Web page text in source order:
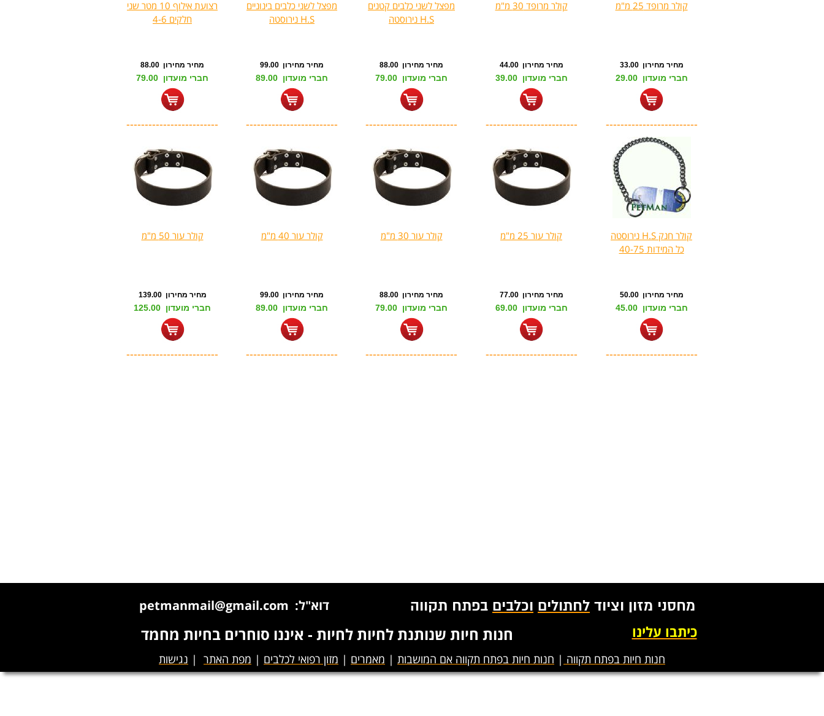
קולר מרופד 25 מ"מ
מחיר מחירון 33.00
חברי מועדון 29.00
-------------------------
קולר מרופד 30 מ"מ
מחיר מחירון 44.00
חברי מועדון 39.00
-------------------------
מפצל לשני כלבים קטנים
H.S נירוסטה
מחיר מחירון 88.00
חברי מועדון 79.00
-------------------------
מפצל לשני כלבים בינוניים
H.S נירוסטה
מחיר מחירון 99.00
חברי מועדון 89.00
-------------------------
רצועת אילוף 10 מטר שני
חלקים 4-6
מחיר מחירון 88.00
חברי מועדון 79.00
-------------------------
קולר חנק H.S נירוסטה
כל המידות 40-75
מחיר מחירון 50.00
חברי מועדון 45.00
-------------------------
קולר עור 25 מ"מ
מחיר מחירון 77.00
חברי מועדון 69.00
-------------------------
קולר עור 30 מ"מ
מחיר מחירון 88.00
חברי מועדון 79.00
-------------------------
קולר עור 40 מ"מ
מחיר מחירון 99.00
חברי מועדון 89.00
-------------------------
קולר עור 50 מ"מ
מחיר מחירון 139.00
חברי מועדון 125.00
-------------------------
מחסני מזון וציוד לחתולים וכלבים בפתח תקווה דוא"ל: petmanmail@gmail.com
כיתבו עלינו חנות חיות שנותנת לחיות לחיות - איננו סוחרים בחיות מחמד
חנות חיות בפתח תקווה | חנות חיות בפתח תקווה אם המושבות | מאמרים | מזון רפואי לכלבים | מפת האתר | נגישות